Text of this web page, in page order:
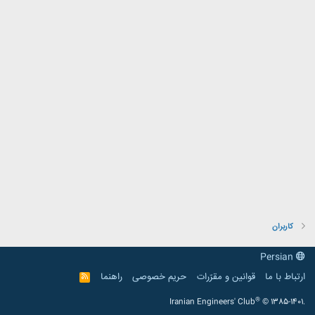
کاربران
ارتباط با ما
قوانین و مقرّرات حریم خصوصی راهنما
R
S
Iranian Engineers' Club® © 1385-1401.